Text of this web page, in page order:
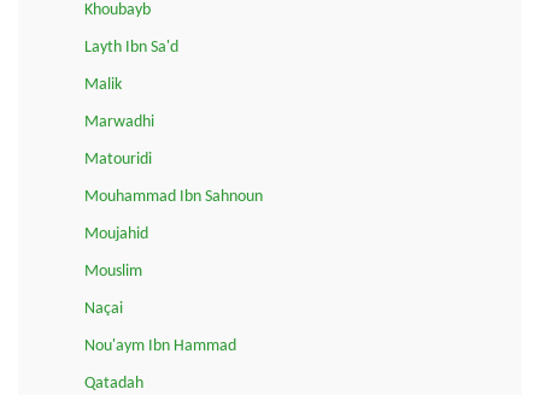
Khoubayb
Layth Ibn Sa'd
Malik
Marwadhi
Matouridi
Mouhammad Ibn Sahnoun
Moujahid
Mouslim
Naçai
Nou'aym Ibn Hammad
Qatadah